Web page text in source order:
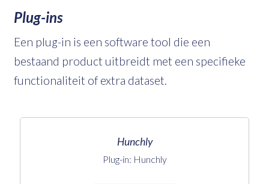
Plug-ins
Een plug-in is een software tool die een
bestaand product uitbreidt met een specifieke
functionaliteit of extra dataset.
Hunchly
Plug-in: Hunchly